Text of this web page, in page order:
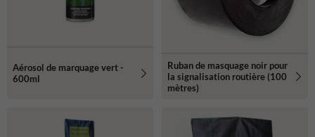
Aérosol de marquage vert -
600ml
Ruban de masquage noir pour
la signalisation routière (100
mètres)